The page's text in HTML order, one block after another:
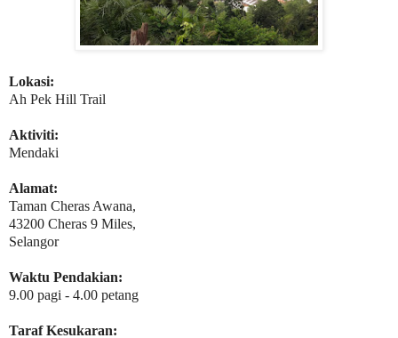
Lokasi:
Ah Pek Hill Trail
Aktiviti:
Mendaki
Alamat:
Taman Cheras Awana,
43200 Cheras 9 Miles,
Selangor
Waktu Pendakian:
9.00 pagi - 4.00 petang
Taraf Kesukaran: